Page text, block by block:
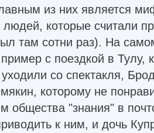
из них является
людей, которые считали
там сотни раз). На
с поездкой в Тулу,
уходили со спектакля,
которому не
общества "знания" в
к ним, и дочь